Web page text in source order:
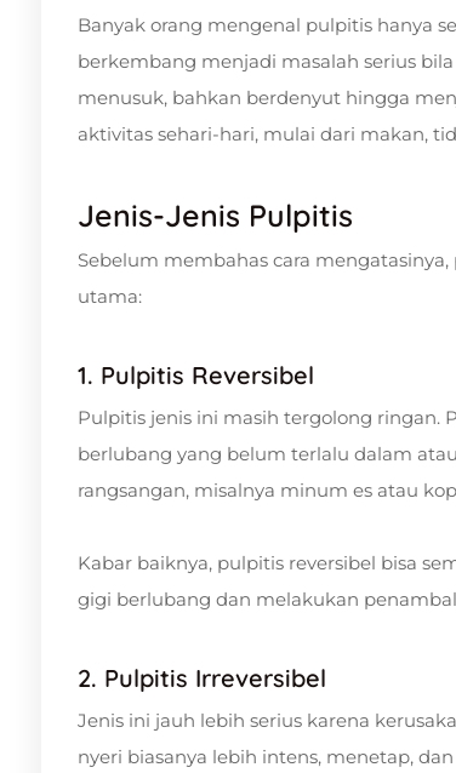
Banyak orang mengenal pulpitis hanya
berkembang menjadi masalah serius
menusuk, bahkan berdenyut hingga
aktivitas sehari-hari, mulai dari makan,
Jenis-Jenis Pulpitis
Sebelum membahas cara
utama:
1. Pulpitis Reversibel
Pulpitis jenis ini masih tergolong ringan.
berlubang yang belum terlalu dalam
rangsangan, misalnya minum es atau
Kabar baiknya, pulpitis reversibel bisa
gigi berlubang dan melakukan
2. Pulpitis Irreversibel
Jenis ini jauh lebih serius karena
nyeri biasanya lebih intens, menetap,